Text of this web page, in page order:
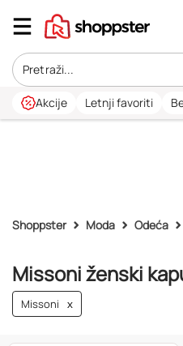
Akcije Letnji favoriti
Shoppster Moda Odeća
Missoni ženski
Missoni x